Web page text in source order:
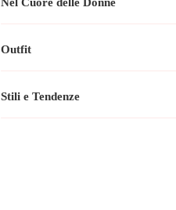
Nel Cuore delle Donne
Outfit
Stili e Tendenze